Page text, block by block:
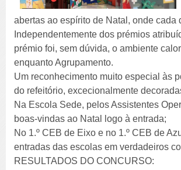
abertas ao espírito de Natal, onde
Independentemente dos prémios
prémio foi, sem dúvida, o ambiente
enquanto Agrupamento.
Um reconhecimento muito especial às
do refeitório, excecionalmente
Na Escola Sede, pelos Assistentes
boas-vindas ao Natal logo à entrada;
No 1.º CEB de Eixo e no 1.º CEB de
entradas das escolas em verdadeiros
RESULTADOS DO CONCURSO: